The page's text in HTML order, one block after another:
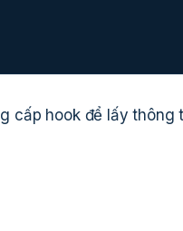
cấp hook để lấy